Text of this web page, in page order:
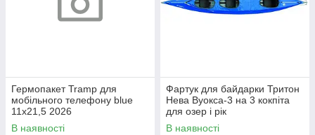
Гермопакет Tramp для
мобільного телефону blue
11х21,5 2026
В наявності
Фартук для байдарки Тритон
Нева Вуокса-3 на 3 кокпіта
для озер і рік
В наявності